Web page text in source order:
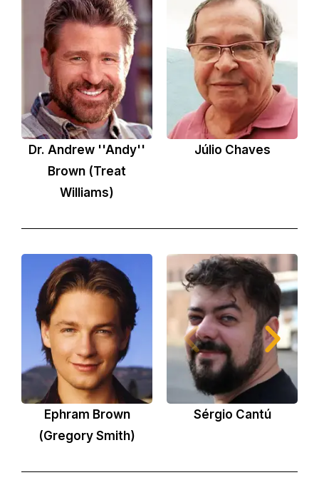
Dr. Andrew ''Andy''
Brown (Treat
Williams)
Júlio Chaves
Ephram Brown
(Gregory Smith)
Sérgio Cantú